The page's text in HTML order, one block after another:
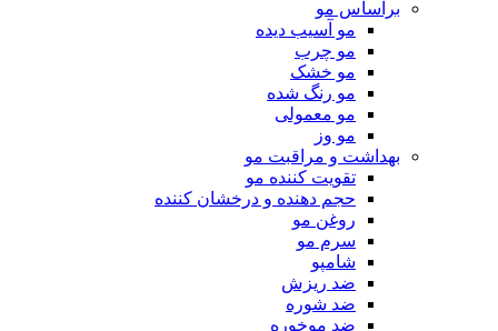
براساس مو
مو آسیب دیده
مو چرب
مو خشک
مو رنگ شده
مو معمولی
مو وز
بهداشت و مراقبت مو
تقویت کننده مو
حجم دهنده و درخشان کننده
روغن مو
سرم مو
شامپو
ضد ریزش
ضد شوره
ضد موخوره